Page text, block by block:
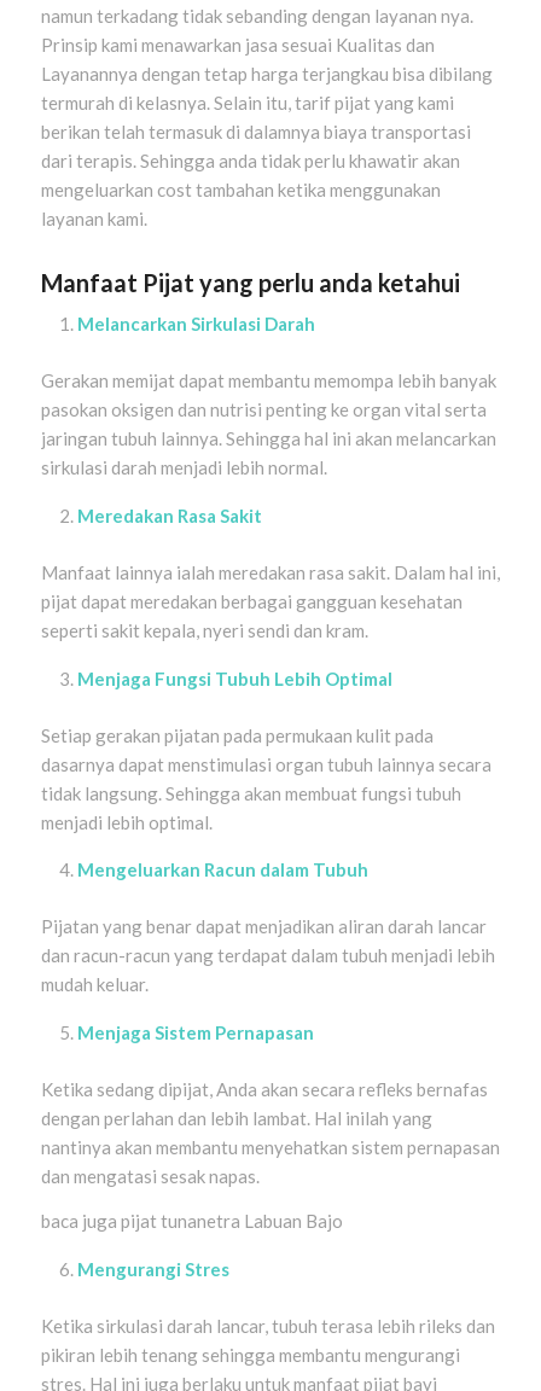
namun terkadang tidak sebanding dengan layanan nya.
Prinsip kami menawarkan jasa sesuai Kualitas dan
Layanannya dengan tetap harga terjangkau bisa dibilang
termurah di kelasnya. Selain itu, tarif pijat yang kami
berikan telah termasuk di dalamnya biaya transportasi
dari terapis. Sehingga anda tidak perlu khawatir akan
mengeluarkan cost tambahan ketika menggunakan
layanan kami.
Manfaat Pijat yang perlu anda ketahui
Melancarkan Sirkulasi Darah
Gerakan memijat dapat membantu memompa lebih banyak
pasokan oksigen dan nutrisi penting ke organ vital serta
jaringan tubuh lainnya. Sehingga hal ini akan melancarkan
sirkulasi darah menjadi lebih normal.
Meredakan Rasa Sakit
Manfaat lainnya ialah meredakan rasa sakit. Dalam hal ini,
pijat dapat meredakan berbagai gangguan kesehatan
seperti sakit kepala, nyeri sendi dan kram.
Menjaga Fungsi Tubuh Lebih Optimal
Setiap gerakan pijatan pada permukaan kulit pada
dasarnya dapat menstimulasi organ tubuh lainnya secara
tidak langsung. Sehingga akan membuat fungsi tubuh
menjadi lebih optimal.
Mengeluarkan Racun dalam Tubuh
Pijatan yang benar dapat menjadikan aliran darah lancar
dan racun-racun yang terdapat dalam tubuh menjadi lebih
mudah keluar.
Menjaga Sistem Pernapasan
Ketika sedang dipijat, Anda akan secara refleks bernafas
dengan perlahan dan lebih lambat. Hal inilah yang
nantinya akan membantu menyehatkan sistem pernapasan
dan mengatasi sesak napas.
baca juga pijat tunanetra Labuan Bajo
Mengurangi Stres
Ketika sirkulasi darah lancar, tubuh terasa lebih rileks dan
pikiran lebih tenang sehingga membantu mengurangi
stres. Hal ini juga berlaku untuk manfaat pijat bayi